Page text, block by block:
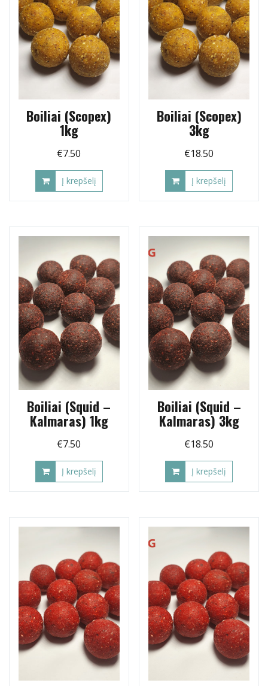
Boiliai (Scopex)
1kg
€7.50
Į krepšelį
Boiliai (Scopex)
3kg
€18.50
Į krepšelį
Boiliai (Squid –
Kalmaras) 1kg
€7.50
Į krepšelį
Boiliai (Squid –
Kalmaras) 3kg
€18.50
Į krepšelį